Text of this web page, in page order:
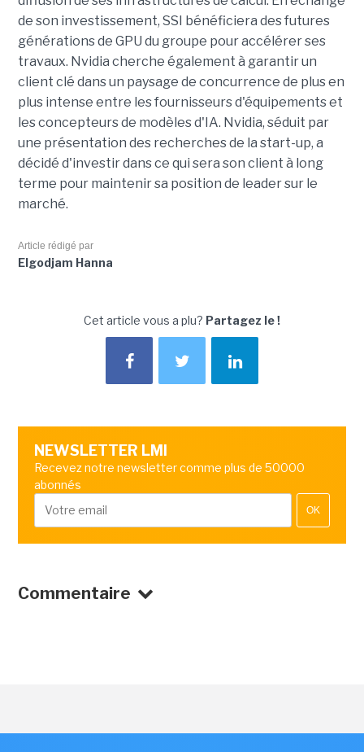
de son investissement, SSI bénéficiera des futures
générations de GPU du groupe pour accélérer ses
travaux. Nvidia cherche également à garantir un
client clé dans un paysage de concurrence de plus en
plus intense entre les fournisseurs d'équipements et
les concepteurs de modèles d'IA. Nvidia, séduit par
une présentation des recherches de la start-up, a
décidé d'investir dans ce qui sera son client à long
terme pour maintenir sa position de leader sur le
marché.
Article rédigé par
Elgodjam Hanna
Cet article vous a plu? Partagez le !
NEWSLETTER LMI
Recevez notre newsletter comme plus de 50000
abonnés
OK
Commentaire